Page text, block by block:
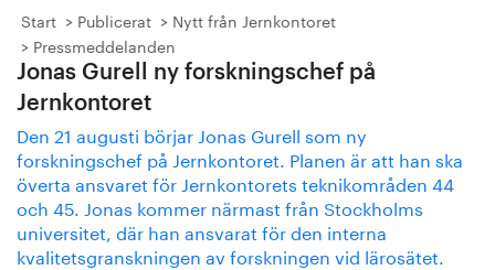
Start Publicerat
Nytt från Jernkontoret
Pressmeddelanden
Jonas Gurell ny forskningschef på
Jernkontoret
Den 21 augusti börjar Jonas Gurell som ny
forskningschef på Jernkontoret. Planen är att han ska
överta ansvaret för Jernkontorets teknikområden 44
och 45. Jonas kommer närmast från Stockholms
universitet, där han ansvarat för den interna
kvalitetsgranskningen av forskningen vid lärosätet.